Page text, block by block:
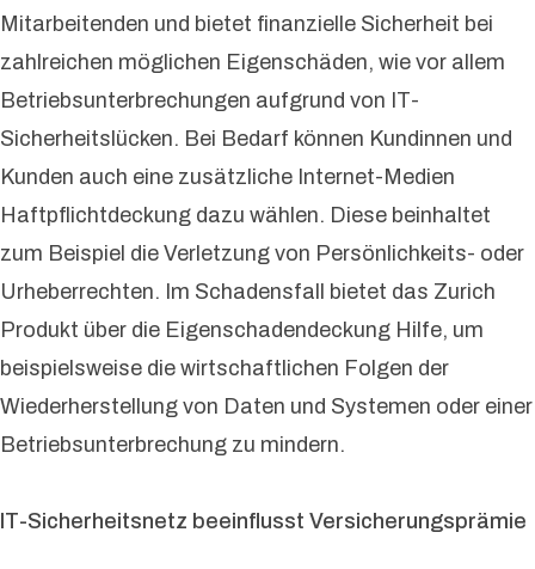
Mitarbeitenden und bietet finanzielle Sicherheit bei
zahlreichen möglichen Eigenschäden, wie vor allem
Betriebsunterbrechungen aufgrund von IT-
Sicherheitslücken. Bei Bedarf können Kundinnen und
Kunden auch eine zusätzliche Internet-Medien
Haftpflichtdeckung dazu wählen. Diese beinhaltet
zum Beispiel die Verletzung von Persönlichkeits- oder
Urheberrechten. Im Schadensfall bietet das Zurich
Produkt über die Eigenschadendeckung Hilfe, um
beispielsweise die wirtschaftlichen Folgen der
Wiederherstellung von Daten und Systemen oder einer
Betriebsunterbrechung zu mindern.
IT-Sicherheitsnetz beeinflusst Versicherungsprämie